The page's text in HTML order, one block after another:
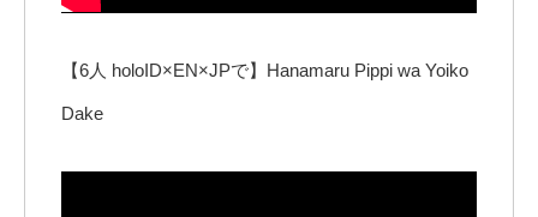
【6人 holoID×EN×JPで】Hanamaru Pippi wa Yoiko
Dake